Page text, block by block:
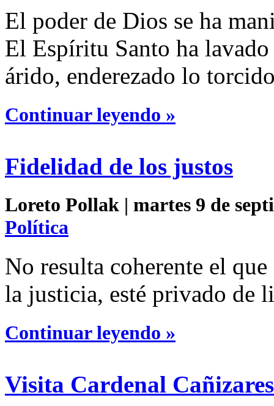
El poder de Dios se ha
El Espíritu Santo ha
árido, enderezado lo
Continuar leyendo »
Fidelidad de los justos
Loreto Pollak | martes 9 de
Política
No resulta coherente el
la justicia, esté privado de
Continuar leyendo »
Visita Cardenal Cañizares